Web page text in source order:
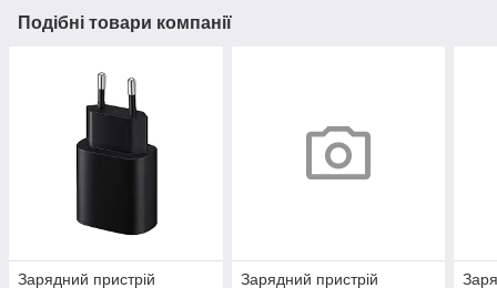
Подібні товари компанії
Зарядний пристрій
Зарядний пристрій